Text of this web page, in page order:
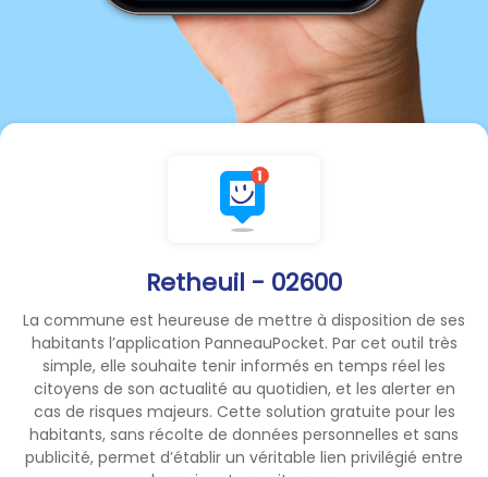
Retheuil - 02600
La commune est heureuse de mettre à disposition de ses
habitants l’application PanneauPocket. Par cet outil très
simple, elle souhaite tenir informés en temps réel les
citoyens de son actualité au quotidien, et les alerter en
cas de risques majeurs. Cette solution gratuite pour les
habitants, sans récolte de données personnelles et sans
publicité, permet d’établir un véritable lien privilégié entre
☎ Téléphone
03 23 96 26 97
06 88 41 05 63
mairie-retheuil@wanadoo.fr
https://www.retheuil.fr/